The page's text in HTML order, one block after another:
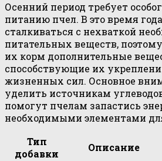
Осенний период требует
питанию пчел. В это время
сталкиваться с нехваткой
питательных веществ,
их корм дополнительные
способствующие их
жизненных сил. Основное
уделить источникам
помогут пчелам запастись
необходимыми элементами
Тип
добавки
Описание